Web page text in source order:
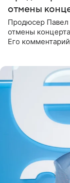
отмены
Продюсер Павел
отмены
Его